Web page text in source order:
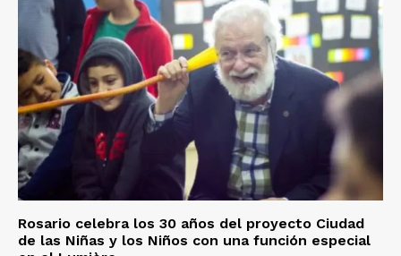
Rosario celebra los 30 años del proyecto Ciudad
de las Niñas y los Niños con una función especial